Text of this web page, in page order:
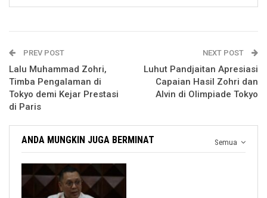
PREV POST
Lalu Muhammad Zohri,
Timba Pengalaman di
Tokyo demi Kejar Prestasi
di Paris
NEXT POST
Luhut Pandjaitan Apresiasi
Capaian Hasil Zohri dan
Alvin di Olimpiade Tokyo
Semua
ANDA MUNGKIN JUGA BERMINAT